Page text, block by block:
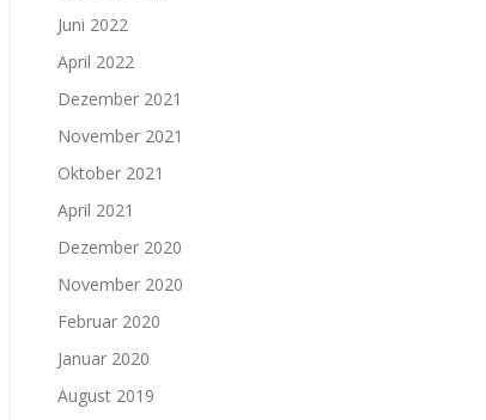
Juni 2022
April 2022
Dezember 2021
November 2021
Oktober 2021
April 2021
Dezember 2020
November 2020
Februar 2020
Januar 2020
August 2019